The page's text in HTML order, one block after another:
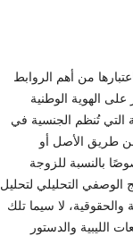
من أهم الروابط
على الهوية الوطنية
التي تُنظم الجنسية في
عن طريق الأصل أو
بالنسبة للزوجة
الوصفي التحليلي لتحليل
والحقوقية، لا سيما تلك
الليبية والدستور